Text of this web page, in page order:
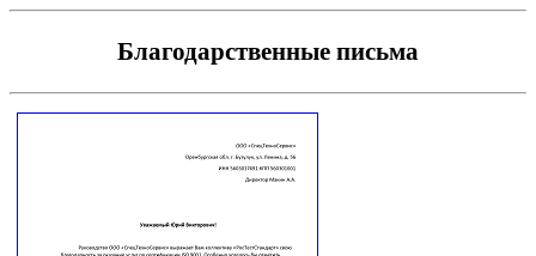
Благодарственные письма